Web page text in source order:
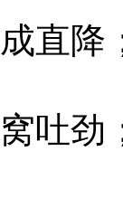
直降
吐劲